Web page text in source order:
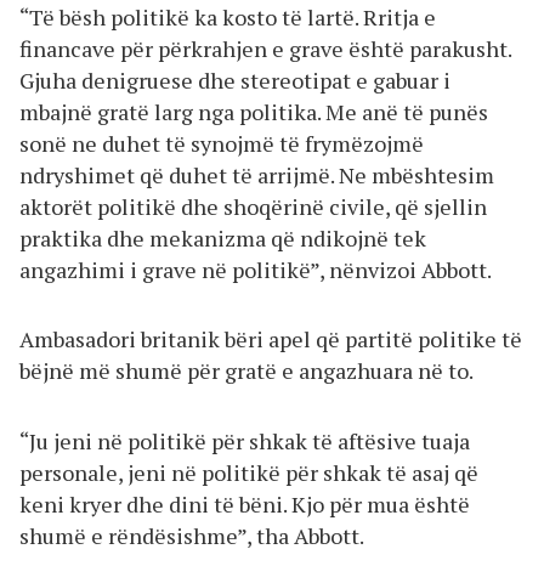
“Të bësh politikë ka kosto të lartë. Rritja e
financave për përkrahjen e grave është parakusht.
Gjuha denigruese dhe stereotipat e gabuar i
mbajnë gratë larg nga politika. Me anë të punës
sonë ne duhet të synojmë të frymëzojmë
ndryshimet që duhet të arrijmë. Ne mbështesim
aktorët politikë dhe shoqërinë civile, që sjellin
praktika dhe mekanizma që ndikojnë tek
angazhimi i grave në politikë”, nënvizoi Abbott.
Ambasadori britanik bëri apel që partitë politike të
bëjnë më shumë për gratë e angazhuara në to.
“Ju jeni në politikë për shkak të aftësive tuaja
personale, jeni në politikë për shkak të asaj që
keni kryer dhe dini të bëni. Kjo për mua është
shumë e rëndësishme”, tha Abbott.